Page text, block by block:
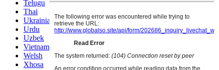
Telugu
Thai
Ukrainian
Urdu
Uzbek
Vietnamese
Welsh
Xhosa